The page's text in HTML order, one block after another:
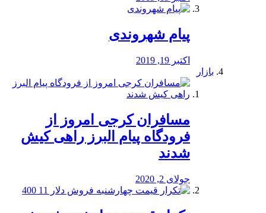
پیام شهروندی
اکتبر 19, 2019
بازار
مسافران کرجی امروز از
فرودگاه پیام البرز راهی کیش
شدند
جولای 2, 2020